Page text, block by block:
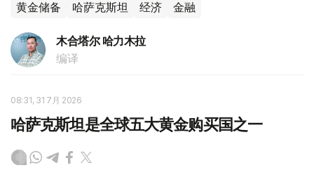
黄金储备 哈萨克斯坦 经济 金融
木合塔尔 哈力木拉
编译
08:31, 31 7月 2026
哈萨克斯坦是全球五大黄金购买国之一